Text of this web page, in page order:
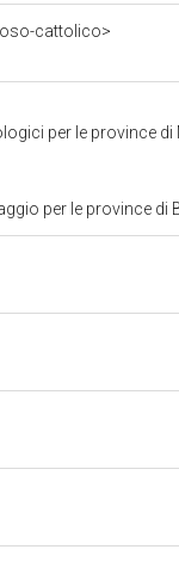
cattolico>
Milano Bergamo Como
per le province di